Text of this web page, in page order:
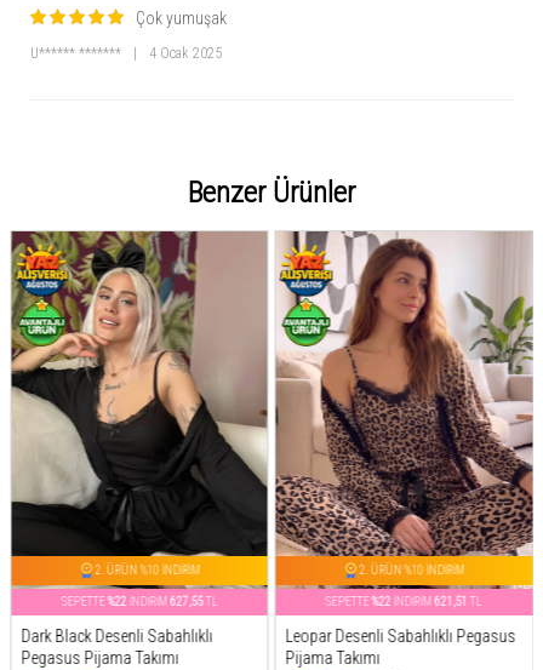
Çok yumuşak
U****** ******* 4 Ocak 2025
Benzer Ürünler
2. ÜRÜN %10 İNDİRİM
SEPETTE%22İNDİRİM621,51TL
Leopar Desenli Sabahlıklı Pegasus
Pijama Takımı
2. ÜRÜN %10 İNDİRİM
SEPETTE%26İNDİRİM644,41 TL
Pembe Flore Exclusive Örme
Sabahlıklı Kadın Pijama Takımı